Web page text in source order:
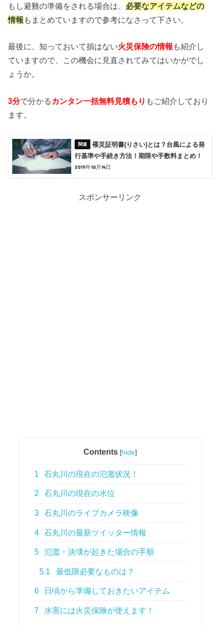
もし避難の準備をされる場合は、 必要なアイテムなどの
情報 もまとめていますので参考になさって下さい。
最後に、知っておいて損はない火災保険の情報 も紹介し
ていますので、この機会に見直されてみてはいかがでし
ょうか。
3分で分かる カンタン一括無料見積もり もご紹介しており
ます。
罹災証明書(りさい)とは？台風による発
行基準や手続き方法！期限や手数料まとめ！
2019年10月14日
スポンサーリンク
Contents [hide]
1 石丸川の現在の氾濫状況！
2 石丸川の現在の水位
3 石丸川のライブカメラ映像
4 石丸川の最新ツイッター情報
5 氾濫・決壊が起きた場合の手順
5.1 最低限必要なものは？
6 日頃から準備しておきたいアイテム
7 水害には火災保険が使えます！